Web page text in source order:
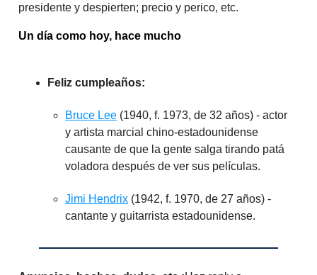
presidente y despierten; precio y perico, etc.
Un día como hoy, hace mucho
Feliz cumpleaños:
Bruce Lee (1940, f. 1973, de 32 años) - actor
y artista marcial chino-estadounidense
causante de que la gente salga tirando patá
voladora después de ver sus películas.
Jimi Hendrix (1942, f. 1970, de 27 años) -
cantante y guitarrista estadounidense.